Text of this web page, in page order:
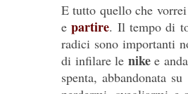
E tutto quello che
epartire. Il tempo di
radici sono importanti
di infilare le nike e
spenta, abbandonata